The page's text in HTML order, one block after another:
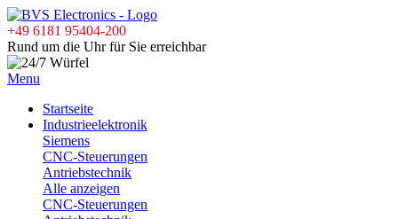
+49 6181 95404-200
Rund um die Uhr für Sie erreichbar
Menu
Startseite
Industrieelektronik
Siemens
CNC-Steuerungen
Antriebstechnik
Alle anzeigen
CNC-Steuerungen